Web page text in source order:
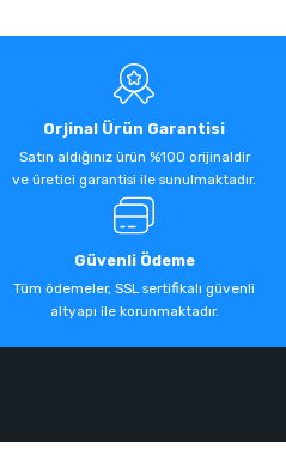
Orjinal Ürün Garantisi
Satın aldığınız ürün %100 orijinaldir
ve üretici garantisi ile sunulmaktadır.
Güvenli Ödeme
Tüm ödemeler, SSL sertifikalı güvenli
altyapı ile korunmaktadır.